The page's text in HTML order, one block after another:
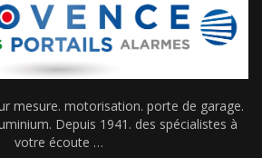
mesure. motorisation. porte de garage.
Depuis 1941. des spécialistes à
votre écoute …